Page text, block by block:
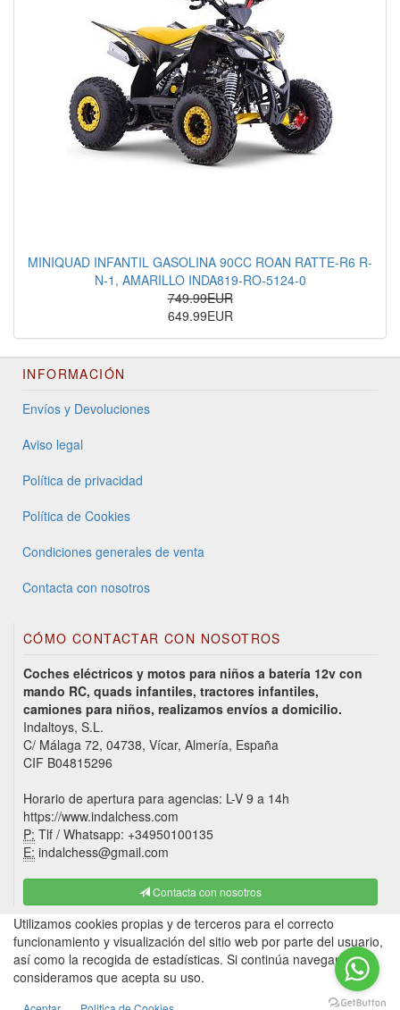
MINIQUAD INFANTIL GASOLINA 90CC ROAN RATTE-R6 R-
N-1, AMARILLO INDA819-RO-5124-0
749.99EUR
649.99EUR
INFORMACIÓN
Envíos y Devoluciones
Aviso legal
Política de privacidad
Política de Cookies
Condiciones generales de venta
Contacta con nosotros
CÓMO CONTACTAR CON NOSOTROS
Coches eléctricos y motos para niños a batería 12v con
mando RC, quads infantiles, tractores infantiles,
camiones para niños, realizamos envíos a domicilio.
Indaltoys, S.L.
C/ Málaga 72, 04738, Vícar, Almería, España
CIF B04815296
Horario de apertura para agencias: L-V 9 a 14h
https://www.indalchess.com
P: Tlf / Whatsapp: +34950100135
E: indalchess@gmail.com
Contacta con nosotros
Utilizamos cookies propias y de terceros para el correcto
funcionamiento y visualización del sitio web por parte del usuario,
así como la recogida de estadísticas. Si continúa navegando,
consideramos que acepta su uso.